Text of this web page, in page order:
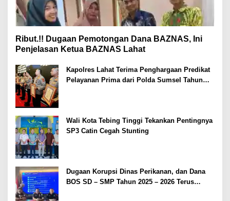
Ribut.!! Dugaan Pemotongan Dana BAZNAS, Ini
Penjelasan Ketua BAZNAS Lahat
Kapolres Lahat Terima Penghargaan Predikat
Pelayanan Prima dari Polda Sumsel Tahun
Wali Kota Tebing Tinggi Tekankan Pentingnya
SP3 Catin Cegah Stunting
Dugaan Korupsi Dinas Perikanan, dan Dana
BOS SD – SMP Tahun 2025 – 2026 Terus